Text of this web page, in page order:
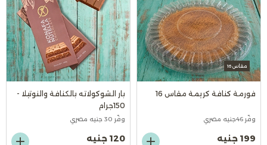
مقاس 16
فورمة كنافة كريمة مقاس 16
وفّر 46جنيه مصري
199 جنيه
بار الشوكولاته بالكنافة والنوتيلا -
150جرام
وفّر 30 جنيه مصري
120 جنيه